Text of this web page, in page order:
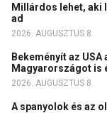
Millárdos lehet, aki
ad
2026. AUGUSZTUS 8.
Bekeményít az
Magyarországot is
2026. AUGUSZTUS 8.
A spanyolok és az